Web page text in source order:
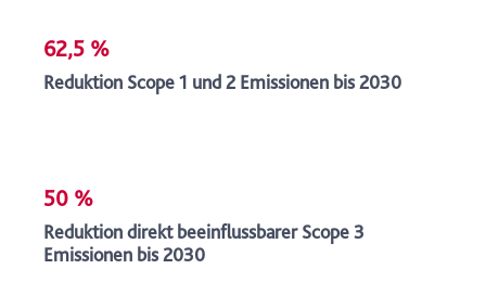
62,5 %
Reduktion Scope 1 und 2 Emissionen bis 2030
50 %
Reduktion direkt beeinflussbarer Scope 3
Emissionen bis 2030